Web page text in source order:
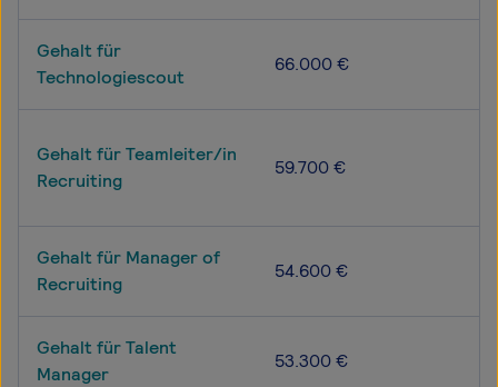
Gehalt für
Technologiescout
66.000 €
Gehalt für Teamleiter/in
Recruiting
59.700 €
Gehalt für Manager of
Recruiting
54.600 €
Gehalt für Talent
Manager
53.300 €